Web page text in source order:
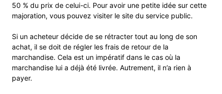
50 % du prix de celui-ci. Pour avoir une petite idée sur cette
majoration, vous pouvez visiter le site du service public.
Si un acheteur décide de se rétracter tout au long de son
achat, il se doit de régler les frais de retour de la
marchandise. Cela est un impératif dans le cas où la
marchandise lui a déjà été livrée. Autrement, il n’a rien à
payer.